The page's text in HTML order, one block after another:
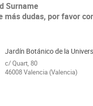
Surname
más dudas, por favor
Jardín Botánico de la
c/ Quart, 80
46008 Valencia (Valencia)